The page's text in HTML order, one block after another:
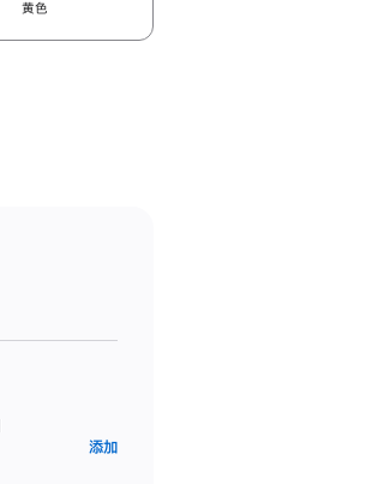
黄色
添加AppleCare+